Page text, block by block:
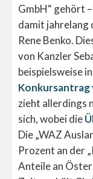
GmbH“ gehört
damit jahrelang
Rene Benko.
von Kanzler
beispielsweise
Konkursantrag
zieht allerdings
sich, wobei die
Die „WAZ
Prozent an der
Anteile an